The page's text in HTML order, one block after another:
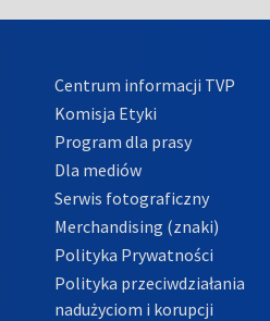
Centrum informacji TVP
Komisja Etyki
Program dla prasy
Dla mediów
Serwis fotograficzny
Merchandising (znaki)
Polityka Prywatności
Polityka przeciwdziałania
nadużyciom i korupcji